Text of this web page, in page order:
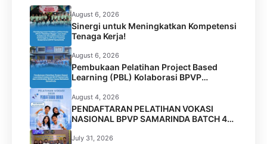
August 6, 2026
Sinergi untuk Meningkatkan Kompetensi
Tenaga Kerja!
August 6, 2026
Pembukaan Pelatihan Project Based
Learning (PBL) Kolaborasi BPVP
Samarinda dan Universitas Widya Gama
Mahakam Samarinda
August 4, 2026
PENDAFTARAN PELATIHAN VOKASI
NASIONAL BPVP SAMARINDA BATCH 4
RESMI DIBUKA!
July 31, 2026